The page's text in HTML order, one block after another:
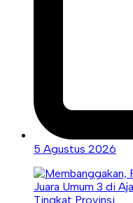
5 Agustus 2026